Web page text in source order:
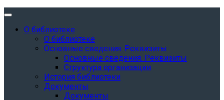
О библиотеке
О библиотеке
Основные сведения. Реквизиты
Основные сведения. Реквизиты
Структура организации
История библиотеки
Документы
Документы